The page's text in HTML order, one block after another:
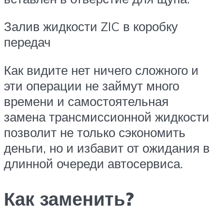
Залив жидкости ZIC в коробку
передач
Как видите нет ничего сложного и
эти операции не займут много
времени и самостоятельная
замена трансмиссионной жидкости
позволит не только сэкономить
деньги, но и избавит от ожидания в
длинной очереди автосервиса.
Как заменить?